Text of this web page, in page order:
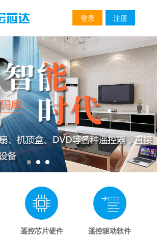
登录 注册
遥控芯片硬件 遥控驱动软件